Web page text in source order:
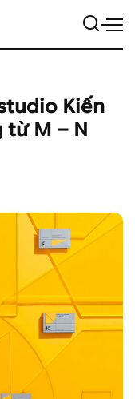
Kiến
M – N